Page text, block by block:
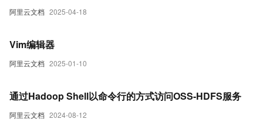
阿里云文档 2025-04-18
阿里云文档 2025-01-10
Vim编辑器
阿里云文档 2024-08-12
通过Hadoop Shell以命令行的方式访问OSS-HDFS服务